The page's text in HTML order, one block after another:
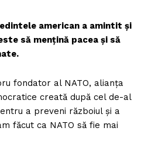
american a amintit și
să mențină pacea și să
fondator al NATO, alianța
creată după cel de-al
a preveni războiul și a
făcut ca NATO să fie mai